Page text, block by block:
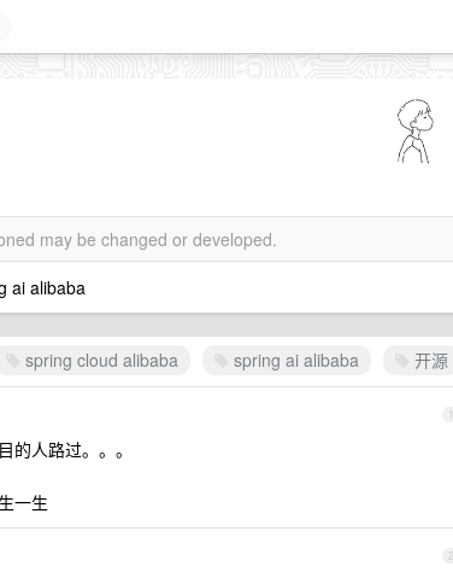
may be changed or developed.
ai alibaba
spring cloud alibaba spring ai alibaba 开源
1
人路过。。。
一生
2